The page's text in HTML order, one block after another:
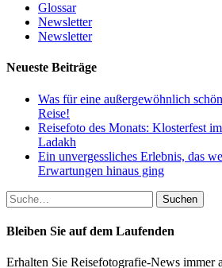
Glossar
Newsletter
Newsletter
Neueste Beiträge
Was für eine außergewöhnlich
Reise!
Reisefoto des Monats: Klosterfest
Ladakh
Ein unvergessliches Erlebnis, das
Erwartungen hinaus ging
Suche
nach:
Bleiben Sie auf dem Laufenden
Erhalten Sie Reisefotografie-News immer